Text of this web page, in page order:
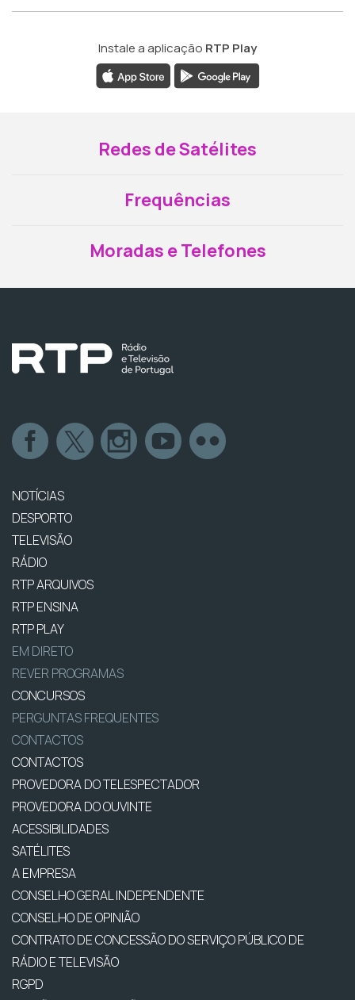
Instale a aplicação RTP Play
Redes de Satélites
Frequências
Moradas e Telefones
NOTÍCIAS
DESPORTO
TELEVISÃO
RÁDIO
RTP ARQUIVOS
RTP ENSINA
RTP PLAY
EM DIRETO
REVER PROGRAMAS
CONCURSOS
PERGUNTAS FREQUENTES
CONTACTOS
CONTACTOS
PROVEDORA DO TELESPECTADOR
PROVEDORA DO OUVINTE
ACESSIBILIDADES
SATÉLITES
A EMPRESA
CONSELHO GERAL INDEPENDENTE
CONSELHO DE OPINIÃO
CONTRATO DE CONCESSÃO DO SERVIÇO PÚBLICO DE
RÁDIO E TELEVISÃO
RGPD